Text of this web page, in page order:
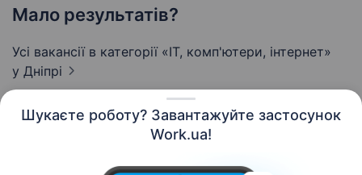
Шукаєте роботу? Завантажуйте застосунок
Work.ua!
Мало результатів?
Усі вакансії в категорії «IT, комп'ютери, інтернет»
у Дніпрі